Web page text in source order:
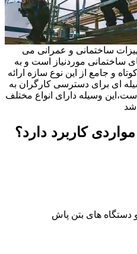
ساختمانی و عمرانی می
ساختمانی موردنیاز است و به
و جامع از این نوع سازه ارائه
ای برای دسترسی کارگران به
وسیله دارای انواع مختلف
کاربرد دارد؟
های بتن پاش